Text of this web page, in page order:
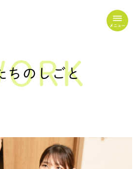
メニュー
ちのしごと